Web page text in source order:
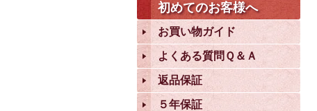
初めてのお客様へ
お買い物ガイド
よくある質問Ｑ＆Ａ
返品保証
５年保証